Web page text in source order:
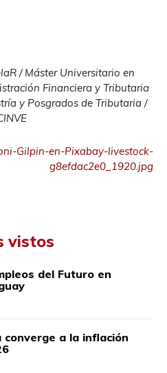
/ Máster Universitario en
Financiera y Tributaria
y Posgrados de Tributaria /
Gilpin-en-Pixabay-livestock-
g8efdac2e0_1920.jpg
vistos
del Futuro en
a la inflación